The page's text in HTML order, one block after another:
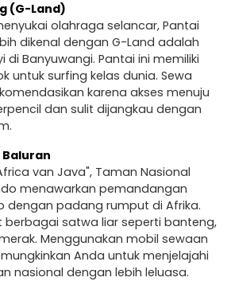
(G-Land)
olahraga selancar, Pantai
dikenal dengan G-Land adalah
di Banyuwangi. Pantai ini memiliki
untuk surfing kelas dunia. Sewa
karena akses menuju
dan sulit dijangkau dengan
van Java", Taman Nasional
menawarkan pemandangan
dengan padang rumput di Afrika.
berbagai satwa liar seperti banteng,
Menggunakan mobil sewaan
Anda untuk menjelajahi
nasional dengan lebih leluasa.